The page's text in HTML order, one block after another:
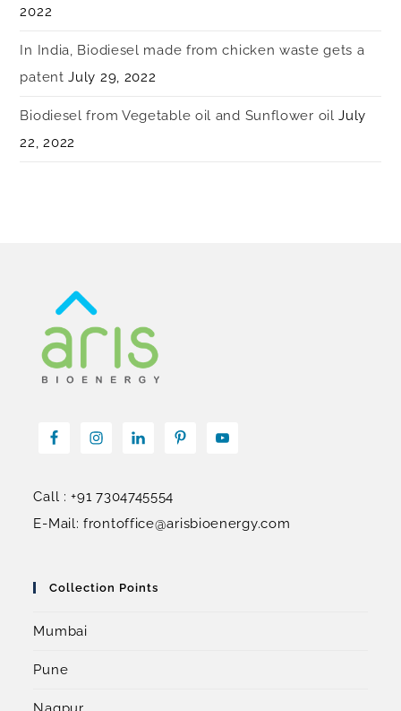
2022
In India, Biodiesel made from chicken waste gets a
patent July 29, 2022
Biodiesel from Vegetable oil and Sunflower oil July
22, 2022
Call : +91 7304745554
E-Mail: frontoffice@arisbioenergy.com
Collection Points
Mumbai
Pune